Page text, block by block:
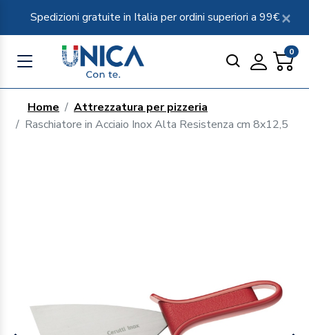
Spedizioni gratuite in Italia per ordini superiori a 99€
0
Home
Attrezzatura per pizzeria
Raschiatore in Acciaio Inox Alta Resistenza cm 8x12,5